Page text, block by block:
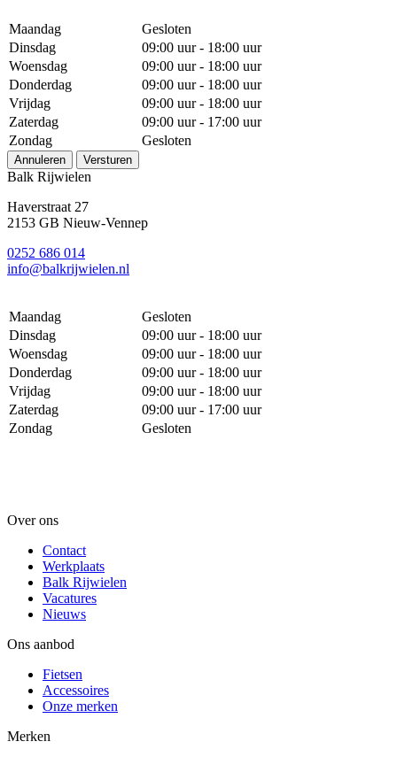
Maandag
Gesloten
Dinsdag
09:00 uur - 18:00 uur
Woensdag
09:00 uur - 18:00 uur
Donderdag
09:00 uur - 18:00 uur
Vrijdag
09:00 uur - 18:00 uur
Zaterdag
09:00 uur - 17:00 uur
Zondag
Gesloten
Annuleren Versturen
Balk Rijwielen
Haverstraat 27
2153 GB Nieuw-Vennep
0252 686 014
info@balkrijwielen.nl
Maandag
Gesloten
Dinsdag
09:00 uur - 18:00 uur
Woensdag
09:00 uur - 18:00 uur
Donderdag
09:00 uur - 18:00 uur
Vrijdag
09:00 uur - 18:00 uur
Zaterdag
09:00 uur - 17:00 uur
Zondag
Gesloten
Over ons
Contact
Werkplaats
Balk Rijwielen
Vacatures
Nieuws
Ons aanbod
Fietsen
Accessoires
Onze merken
Merken